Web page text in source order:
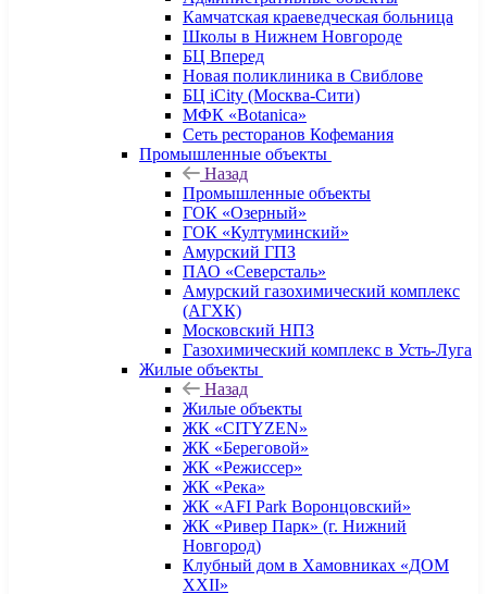
Камчатская краеведческая больница
Школы в Нижнем Новгороде
БЦ Вперед
Новая поликлиника в Свиблове
БЦ iCity (Москва-Сити)
МФК «Botanica»
Сеть ресторанов Кофемания
Промышленные объекты
Назад
Промышленные объекты
ГОК «Озерный»
ГОК «Култуминский»
Амурский ГПЗ
ПАО «Северсталь»
Амурский газохимический комплекс
(АГХК)
Московский НПЗ
Газохимический комплекс в Усть-Луга
Жилые объекты
Назад
Жилые объекты
ЖК «CITYZEN»
ЖК «Береговой»
ЖК «Режиссер»
ЖК «Река»
ЖК «AFI Park Воронцовский»
ЖК «Ривер Парк» (г. Нижний
Новгород)
Клубный дом в Хамовниках «ДОМ
XXII»